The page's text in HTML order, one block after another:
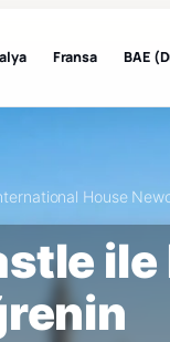
Fransa BAE
House